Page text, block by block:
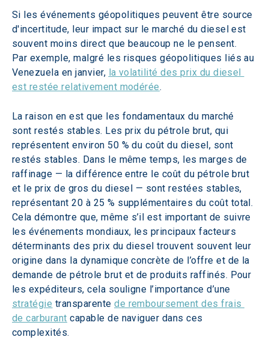
Si les événements géopolitiques peuvent être source
d'incertitude, leur impact sur le marché du diesel est
souvent moins direct que beaucoup ne le pensent.
Par exemple, malgré les risques géopolitiques liés au
Venezuela en janvier, la volatilité des prix du diesel
est restée relativement modérée.
La raison en est que les fondamentaux du marché
sont restés stables. Les prix du pétrole brut, qui
représentent environ 50 % du coût du diesel, sont
restés stables. Dans le même temps, les marges de
raffinage — la différence entre le coût du pétrole brut
et le prix de gros du diesel — sont restées stables,
représentant 20 à 25 % supplémentaires du coût total.
Cela démontre que, même s’il est important de suivre
les événements mondiaux, les principaux facteurs
déterminants des prix du diesel trouvent souvent leur
origine dans la dynamique concrète de l’offre et de la
demande de pétrole brut et de produits raffinés. Pour
les expéditeurs, cela souligne l’importance d’une
stratégie transparente de remboursement des frais
de carburant capable de naviguer dans ces
complexités.